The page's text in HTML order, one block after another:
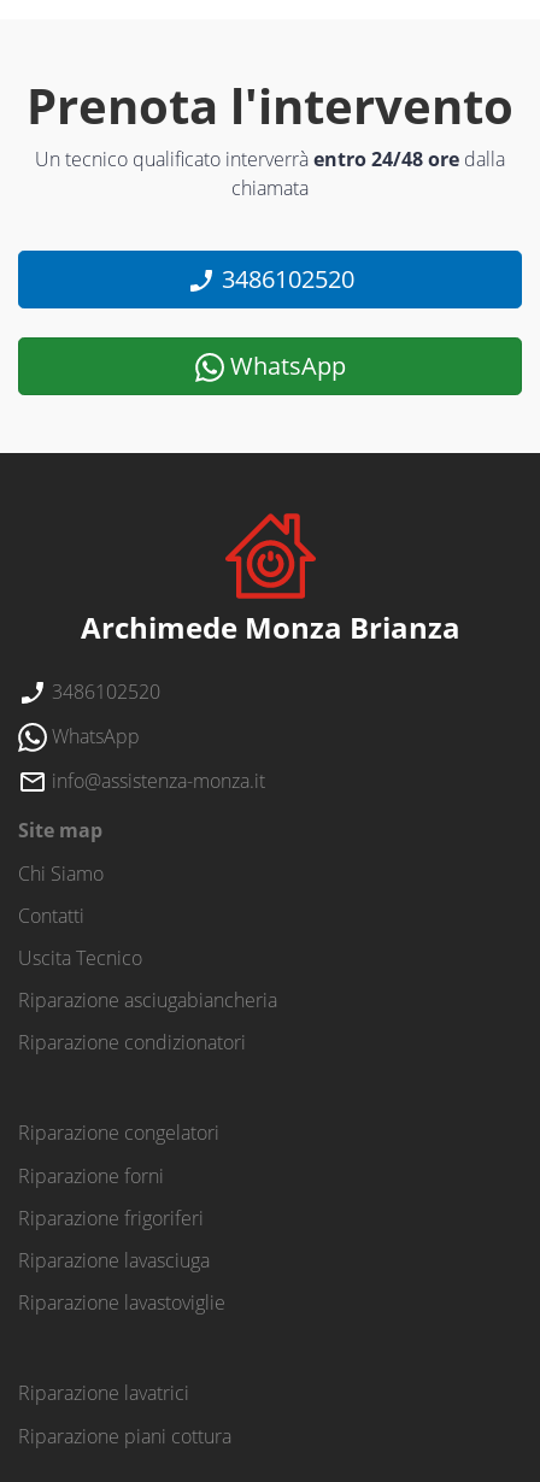
Prenota l'intervento
Un tecnico qualificato interverràentro 24/48 ore dalla
chiamata
3486102520
WhatsApp
Archimede Monza Brianza
3486102520
WhatsApp
info@assistenza-monza.it
Site map
Chi Siamo
Contatti
Uscita Tecnico
Riparazione asciugabiancheria
Riparazione condizionatori
Riparazione congelatori
Riparazione forni
Riparazione frigoriferi
Riparazione lavasciuga
Riparazione lavastoviglie
Riparazione lavatrici
Riparazione piani cottura